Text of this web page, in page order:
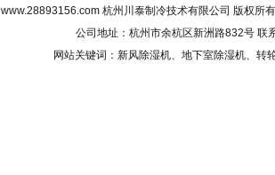
www.28893156.com 杭州川泰制冷技术有限公司 版权所
公司地址：杭州市余杭区新洲路832号
网站关键词： 新风除湿机、地下室除湿机、转